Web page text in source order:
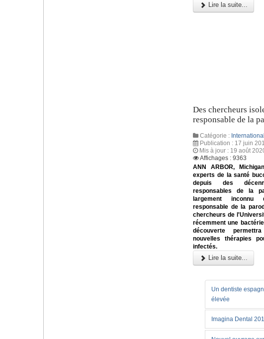
Lire la suite...
Des chercheurs
responsable de la
Catégorie :
Publication : 17 juin
Mis à jour : 19 août
Affichages : 9363
ANN ARBOR,
experts de la santé
depuis des
responsables de la
largement
responsable de la
chercheurs de
récemment une
découverte
nouvelles thérapies
infectés.
Lire la suite...
Un dentiste
élevée
Imagina Dental